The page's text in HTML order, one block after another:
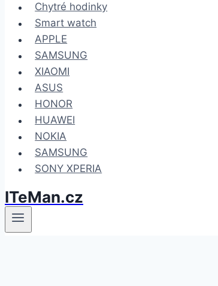
Chytré hodinky
Smart watch
APPLE
SAMSUNG
XIAOMI
ASUS
HONOR
HUAWEI
NOKIA
SAMSUNG
SONY XPERIA
ITeMan.cz